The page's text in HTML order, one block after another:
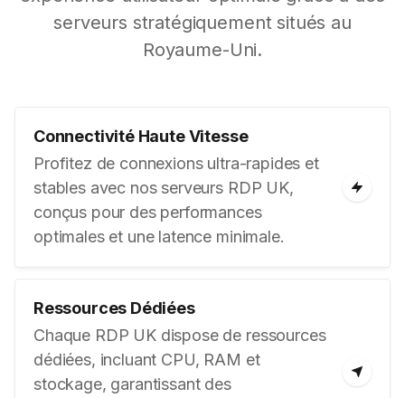
serveurs stratégiquement situés au
Royaume-Uni.
Connectivité Haute Vitesse
Profitez de connexions ultra-rapides et
stables avec nos serveurs RDP UK,
conçus pour des performances
optimales et une latence minimale.
Ressources Dédiées
Chaque RDP UK dispose de ressources
dédiées, incluant CPU, RAM et
stockage, garantissant des